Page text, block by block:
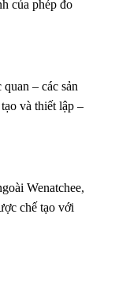
của phép đo
– các sản
và thiết lập –
Wenatchee,
chế tạo với